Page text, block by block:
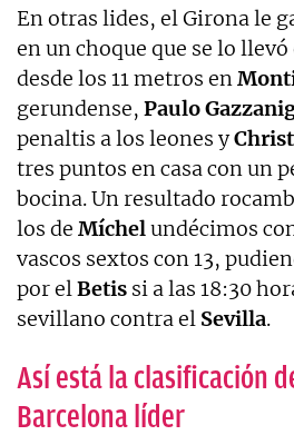
En otras lides, el Girona le
en un choque que se lo
desde los 11 metros en
gerundense, Paulo
penaltis a los leones y
tres puntos en casa con un
bocina. Un resultado
los de Míchelundécimos
vascos sextos con 13,
por elBetis si a las 18:30
sevillano contra el Sevilla.
Así está la clasificación
Barcelona líder